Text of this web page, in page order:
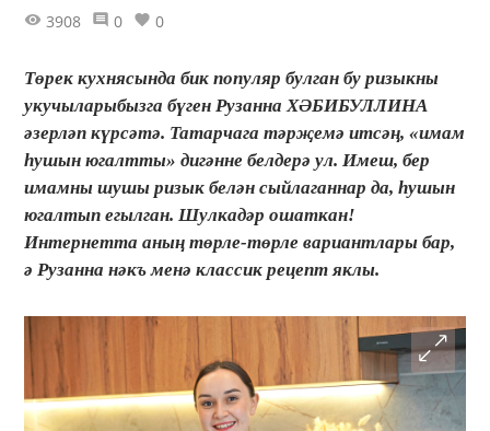
3908 0 0
Төрек кухнясында бик популяр булган бу ризыкны
укучыларыбызга бүген Рузанна ХӘБИБУЛЛИНА
әзерләп күрсәтә. Татарчага тәрҗемә итсәң, «имам
һушын югалтты» дигәнне белдерә ул. Имеш, бер
имамны шушы ризык белән сыйлаганнар да, һушын
югалтып егылган. Шулкадәр ошаткан!
Интернетта аның төрле-төрле вариантлары бар,
ә Рузанна нәкъ менә классик рецепт яклы.